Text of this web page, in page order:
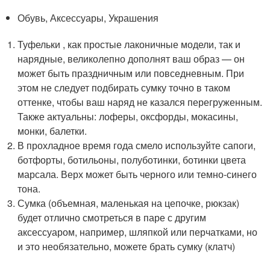
Обувь, Аксессуары, Украшения
Туфельки , как простые лаконичные модели, так и
нарядные, великолепно дополнят ваш образ — он
может быть праздничным или повседневным. При
этом не следует подбирать сумку точно в таком
оттенке, чтобы ваш наряд не казался перегруженным.
Также актуальны: лоферы, оксфорды, мокасины,
монки, балетки.
В прохладное время года смело используйте сапоги,
ботфорты, ботильоны, полуботинки, ботинки цвета
марсала. Верх может быть черного или темно-синего
тона.
Сумка (объемная, маленькая на цепочке, рюкзак)
будет отлично смотреться в паре с другим
аксессуаром, например, шляпкой или перчатками, но
и это необязательно, можете брать сумку (клатч)